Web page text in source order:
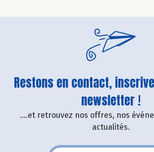
Restons en contact,
newsletter !
....et retrouvez nos offres, nos
actualités.